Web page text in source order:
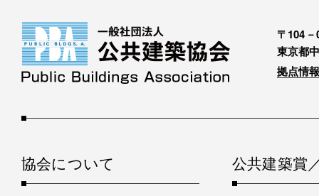
〒104－
東京都
拠点情
協会について 公共建築賞